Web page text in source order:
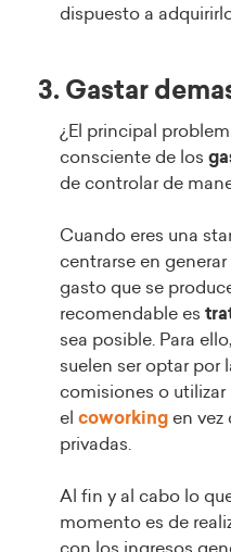
dispuesto a
3. Gastar
¿El principal
consciente de los
de controlar de
Cuando eres una
centrarse en
gasto que se
recomendable es
sea posible. Para
suelen ser optar por
comisiones o
el coworking en vez
privadas.
Al fin y al cabo lo
momento es de